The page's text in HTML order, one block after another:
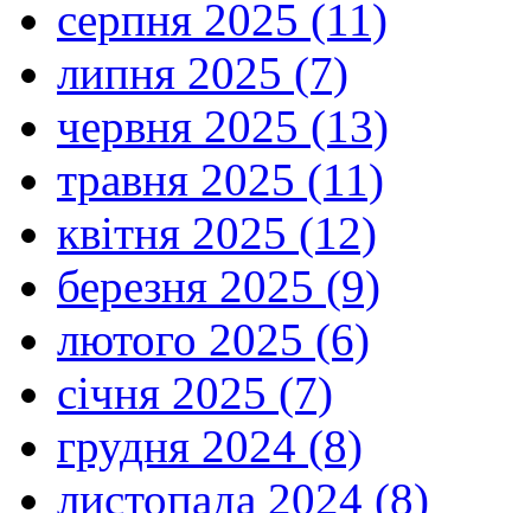
серпня 2025 (11)
липня 2025 (7)
червня 2025 (13)
травня 2025 (11)
квітня 2025 (12)
березня 2025 (9)
лютого 2025 (6)
січня 2025 (7)
грудня 2024 (8)
листопада 2024 (8)